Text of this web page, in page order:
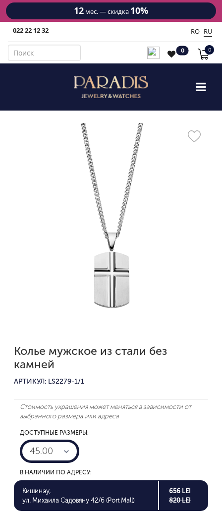
12 мес. — скидка 10%
022 22 12 32 RO RU
0 0
Колье мужское из стали без
камней
АРТИКУЛ: LS2279-1/1
Стоимость украшения может меняться в зависимости от
выбранного размера или адреса
ДОСТУПНЫЕ РАЗМЕРЫ:
45.00
В НАЛИЧИИ ПО АДРЕСУ:
Кишинэу,
ул. Михаила Садовяну 42/6 (Port Mall)
656 LEI
820 LEI